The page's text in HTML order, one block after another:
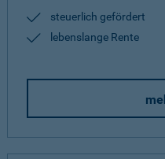
steuerlich gefördert
lebenslange Rente